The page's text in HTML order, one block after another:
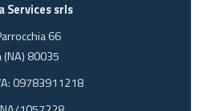
Services srls
66
(NA) 80035
09783911218